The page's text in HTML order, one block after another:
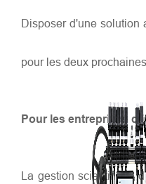
Disposer d'une solution
pour les deux
Pour les entreprises
La gestion scientifique